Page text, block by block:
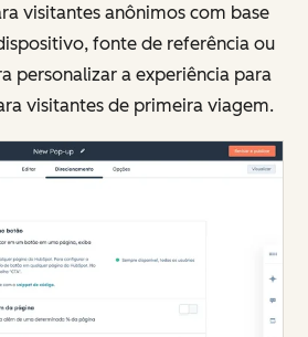
visitantes anônimos com base
fonte de referência ou
personalizar a experiência para
visitantes de primeira viagem.